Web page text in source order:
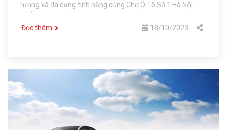
lượng và đa dạng tính năng cùng Chợ Ô Tô Số 1 Hà Nội
nhé!
Đọc thêm
18/10/2023